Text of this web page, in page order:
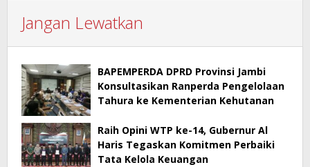
Jangan Lewatkan
BAPEMPERDA DPRD Provinsi Jambi
Konsultasikan Ranperda Pengelolaan
Tahura ke Kementerian Kehutanan
Raih Opini WTP ke-14, Gubernur Al
Haris Tegaskan Komitmen Perbaiki
Tata Kelola Keuangan